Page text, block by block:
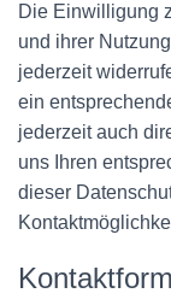
Die Einwilligung
und ihrer
jederzeit
ein
jederzeit auch
uns Ihren
dieser